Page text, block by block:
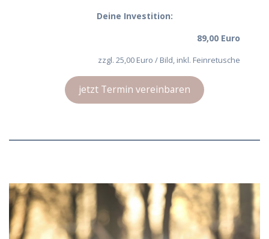
Deine Investition:
89,00 Euro
zzgl. 25,00 Euro / Bild, inkl. Feinretusche
jetzt Termin vereinbaren